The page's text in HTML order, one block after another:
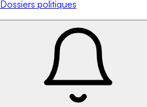
Dossiers politiques